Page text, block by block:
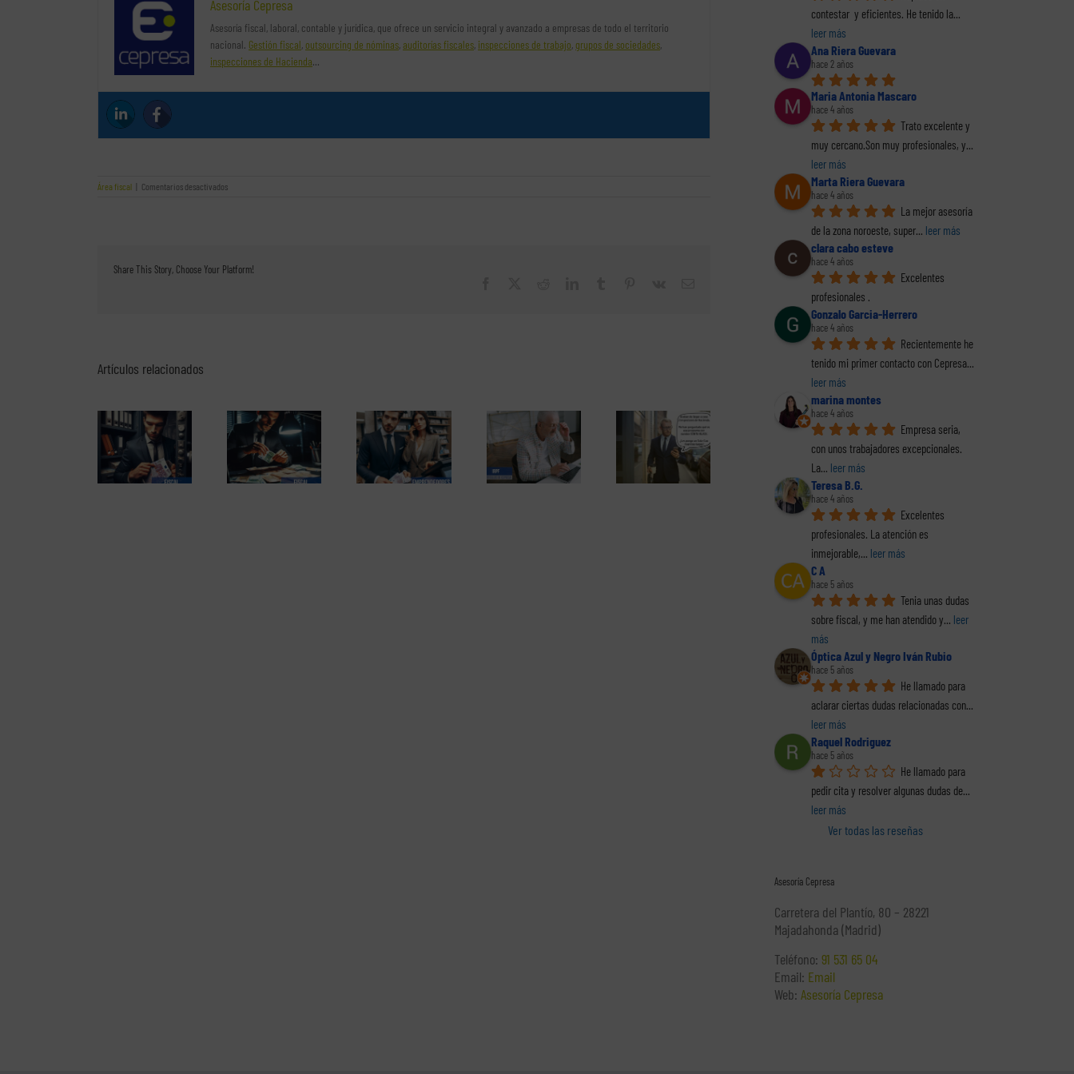
Asesoría Cepresa
Asesoría fiscal, laboral, contable y jurídica, que ofrece un servicio integral y avanzado a empresas de todo el territorio
nacional. Gestión fiscal, outsourcing de nóminas,auditorías fiscales, inspecciones de trabajo, grupos de sociedades,
inspecciones de Hacienda…
Área fiscal | Comentarios desactivadosen
sanción
Share This Story, Choose Your Platform!
Artículos relacionados
Los delitos fiscales
(1 de 2)
El perfil de los
emprendedores
españoles. Informe
Supremo
contradice a
Hacienda y elimina
la obligación de
presentar la
Las inspecciones
por sorpresa en el
domicilio con la
nueva ley contra el
El fraude fiscal (2
de 2)
Los delitos fiscales
(1 de 2)
emprendedores
contestar  y eficientes. He tenido la
leer más
Ana Riera Guevara
hace 2 años
Maria Antonia Mascaro
hace 4 años
Trato excelente y
muy cercano.Son muy profesionales, y
leer más
Marta Riera Guevara
hace 4 años
La mejor asesoría
de la zona noroeste, super... leer más
clara cabo esteve
hace 4 años
Excelentes
profesionales .
Gonzalo Garcia-Herrero
hace 4 años
Recientemente he
tenido mi primer contacto con Cepresa
leer más
marina montes
hace 4 años
Empresa seria,
con unos trabajadores excepcionales.
La... leer más
Teresa B.G.
hace 4 años
Excelentes
profesionales. La atención es
inmejorable,... leer más
C A
hace 5 años
Tenia unas dudas
sobre fiscal, y me han atendido y... leer
más
Óptica Azul y Negro Iván Rubio
hace 5 años
He llamado para
aclarar ciertas dudas relacionadas con
leer más
Raquel Rodriguez
hace 5 años
He llamado para
pedir cita y resolver algunas dudas de
leer más
Ver todas las reseñas
Asesoría Cepresa
Carretera del Plantío, 80 – 28221
Majadahonda (Madrid)
Teléfono: 91 531 65 04
Email: Email
Web: Asesoría Cepresa